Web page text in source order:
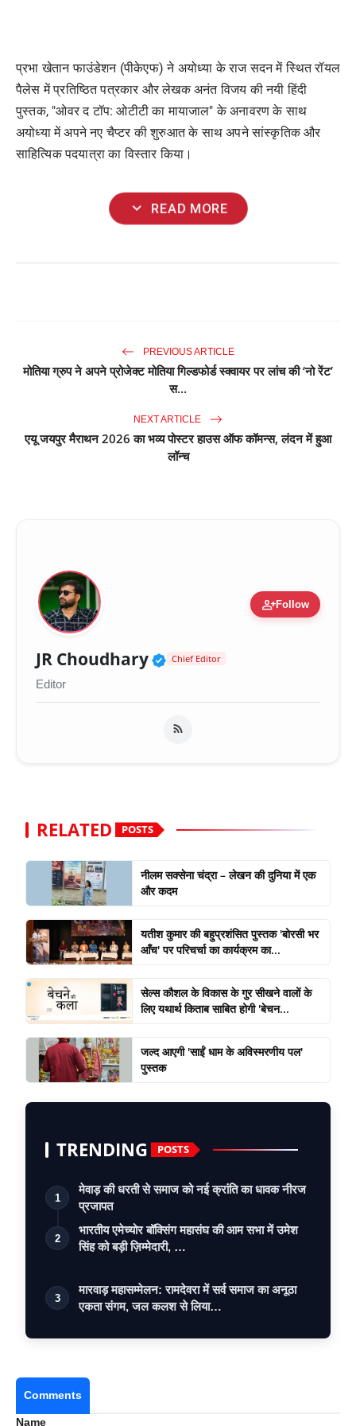
प्रभा खेतान फाउंडेशन (पीकेएफ) ने अयोध्या के राज सदन में स्थित रॉयल
पैलेस में प्रतिष्ठित पत्रकार और लेखक अनंत विजय की नयी हिंदी
पुस्तक, "ओवर द टॉप: ओटीटी का मायाजाल" के अनावरण के साथ
अयोध्या में अपने नए चैप्टर की शुरुआत के साथ अपने सांस्कृतिक और
साहित्यिक पदयात्रा का विस्तार किया।
expand_more READ MORE
PREVIOUS ARTICLE
मोतिया ग्रुप ने अपने प्रोजेक्ट मोतिया गिल्डफोर्ड स्क्वायर पर लांच की ‘नो रेंट’
स...
NEXT ARTICLE
एयू जयपुर मैराथन 2026 का भव्य पोस्टर हाउस ऑफ कॉमन्स, लंदन में हुआ
लॉन्च
person_addFollow
JR Choudhary Verified Public Figure
Chief Editor
Editor
RELATED POSTS
नीलम सक्सेना चंद्रा – लेखन की दुनिया में एक
और कदम
यतीश कुमार की बहुप्रशंसित पुस्तक 'बोरसी भर
आँच' पर परिचर्चा का कार्यक्रम का...
सेल्स कौशल के विकास के गुर सीखने वालों के
लिए यथार्थ किताब साबित होगी 'बेचन...
जल्द आएगी 'साईं धाम के अविस्मरणीय पल'
पुस्तक
TRENDING POSTS
1
मेवाड़ की धरती से समाज को नई क्रांति का धावक नीरज
प्रजापत
2
भारतीय एमेच्योर बॉक्सिंग महासंघ की आम सभा में उमेश
सिंह को बड़ी ज़िम्मेदारी, …
3
मारवाड़ महासम्मेलन: रामदेवरा में सर्व समाज का अनूठा
एकता संगम, जल कलश से लिया…
Comments
Name